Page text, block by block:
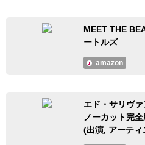
MEET THE
ートルズ
amazon
エド・サリヴ
ノーカット完
(出演, アーティ